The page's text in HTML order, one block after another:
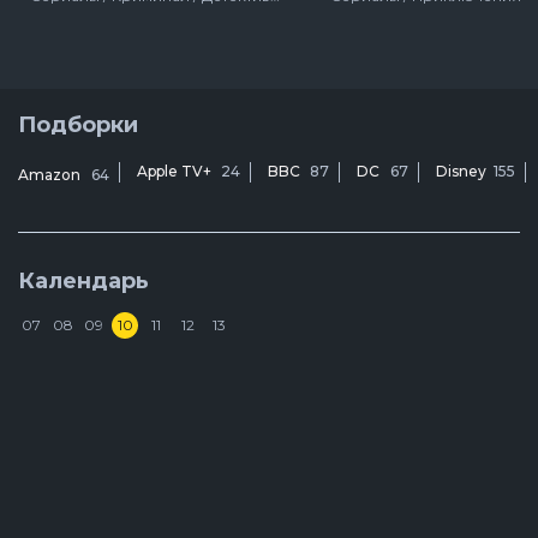
Подборки
Amazon 64 Apple TV+ 24 BBC 87 DC 67 Disney 155
Календарь
07 08 09 10 11 12 13